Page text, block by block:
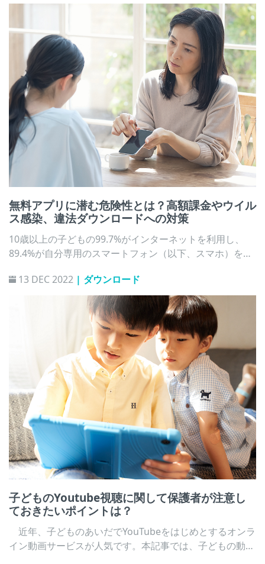
無料アプリに潜む危険性とは？高額課金やウイル
ス感染、違法ダウンロードへの対策
10歳以上の子どもの99.7%がインターネットを利用し、
89.4%が自分専用のスマートフォン（以下、スマホ）を所
安全に楽しむために保護者は何に注意すべきでしょうか。
13 DEC 2022 | ダウンロード
子どものYoutube視聴に関して保護者が注意し
ておきたいポイントは？
近年、子どものあいだでYouTubeをはじめとするオンラ
イン動画サービスが人気です。本記事では、子どもの動画